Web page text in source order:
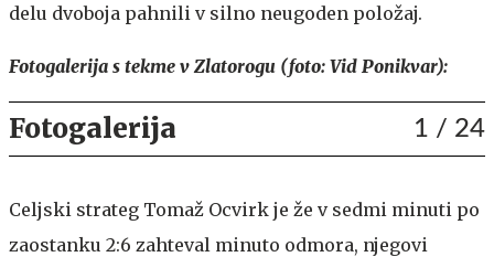
delu dvoboja pahnili v silno neugoden položaj.
Fotogalerija s tekme v Zlatorogu (foto: Vid Ponikvar):
Fotogalerija 1 / 24
Celjski strateg Tomaž Ocvirk je že v sedmi minuti po
zaostanku 2:6 zahteval minuto odmora, njegovi